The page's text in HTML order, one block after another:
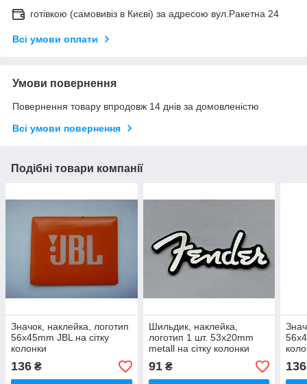
готівкою (самовивіз в Києві) за адресою вул.Ракетна 24
Всі умови оплати
Умови повернення
Повернення товару впродовж 14 днів за домовленістю
Всі умови повернення
Подібні товари компанії
Значок, наклейка, логотип
56x45mm JBL на сітку
колонки
136 ₴
Шильдик, наклейка,
логотип 1 шт. 53x20mm
metall на сітку колонки
Fender
91₴ 136